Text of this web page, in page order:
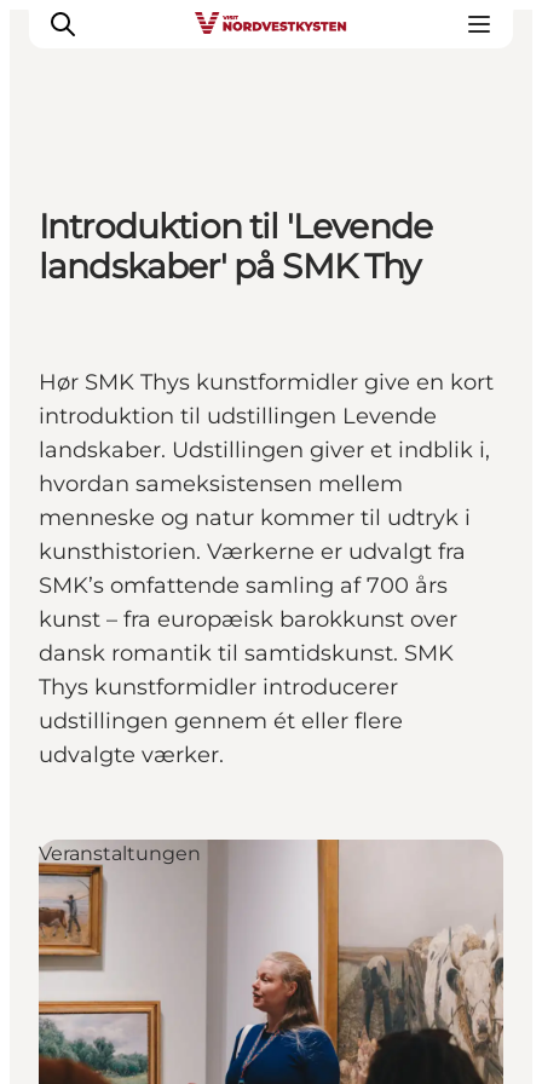
Urlaubsorte
Inspiration
Events
Introduktion til 'Levende
landskaber' på SMK Thy
Hør SMK Thys kunstformidler give en kort
introduktion til udstillingen Levende
landskaber. Udstillingen giver et indblik i,
hvordan sameksistensen mellem
menneske og natur kommer til udtryk i
kunsthistorien. Værkerne er udvalgt fra
SMK’s omfattende samling af 700 års
kunst – fra europæisk barokkunst over
dansk romantik til samtidskunst. SMK
Thys kunstformidler introducerer
udstillingen gennem ét eller flere
udvalgte værker.
Veranstaltungen